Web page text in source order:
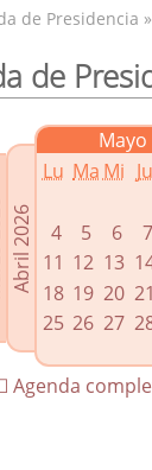
relacionados
de gobierno
de Presidencia »
de
Abril 2026
Mayo
Lu Ma Mi Ju
4
5 6 7
11 12 13
18 19 20 21
25 26 27
Agenda